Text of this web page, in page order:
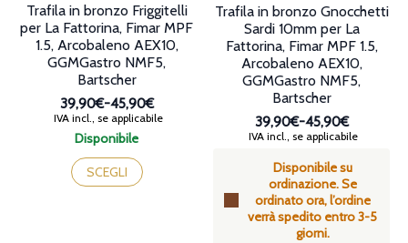
Disponibile
Trafila in bronzo Friggitelli
per La Fattorina, Fimar MPF
1.5, Arcobaleno AEX10,
GGMGastro NMF5,
Bartscher
39,90€-45,90€
Fascia
di
da
39,90€
IVA incl., se applicabile
SCEGLI
Questo
prodotto
ha
Disponibile su
ordinazione. Se
ordinato ora, l’ordine
verrà spedito entro 3-5
giorni.
Trafila in bronzo Gnocchetti
Sardi 10mm per La
Fattorina, Fimar MPF 1.5,
Arcobaleno AEX10,
GGMGastro NMF5,
Bartscher
39,90€-45,90€
Fascia
prezzo:
da
39,90€
a
45,90€
IVA incl., se applicabile